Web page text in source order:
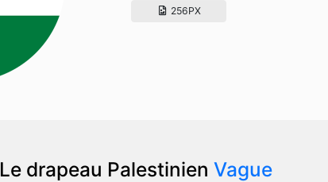
256PX
Le drapeau Palestinien Vague